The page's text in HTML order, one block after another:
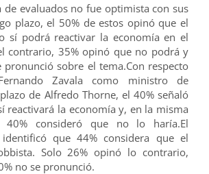
de evaluados no fue optimista con sus
plazo, el 50% de estos opinó que el
sí podrá reactivar la economía en el
contrario, 35% opinó que no podrá y
sobre el tema.Con respecto
Zavala como ministro de
de Alfredo Thorne, el 40% señaló
reactivará la economía y, en la misma
40% consideró que no lo haría.El
que 44% considera que el
Solo 26% opinó lo contrario,
no se pronunció.